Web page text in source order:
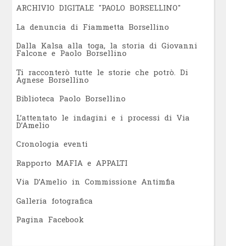
ARCHIVIO DIGITALE "PAOLO BORSELLINO"
La denuncia di Fiammetta Borsellino
Dalla Kalsa alla toga, la storia di Giovanni
Falcone e Paolo Borsellino
Ti racconterò tutte le storie che potrò. Di
Agnese Borsellino
Biblioteca Paolo Borsellino
L’attentato le indagini e i processi di Via
D’Amelio
Cronologia eventi
Rapporto MAFIA e APPALTI
Via D’Amelio in Commissione Antimfia
Galleria fotografica
Pagina Facebook